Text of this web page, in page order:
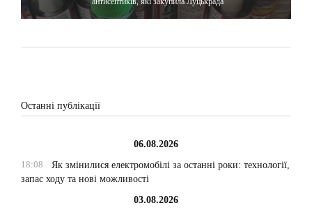
Останні публікації
06.08.2026
18:08
Як змінилися електромобілі за останні роки: технології,
запас ходу та нові можливості
03.08.2026